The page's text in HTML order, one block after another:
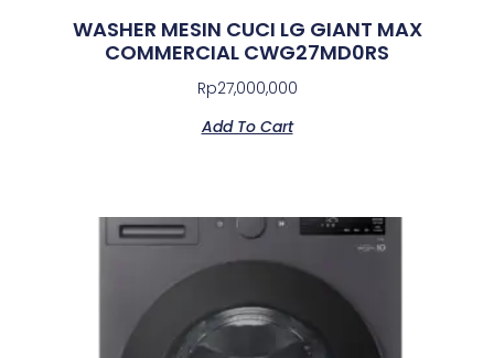
WASHER MESIN CUCI LG GIANT MAX
COMMERCIAL CWG27MD0RS
Rp27,000,000
Add To Cart